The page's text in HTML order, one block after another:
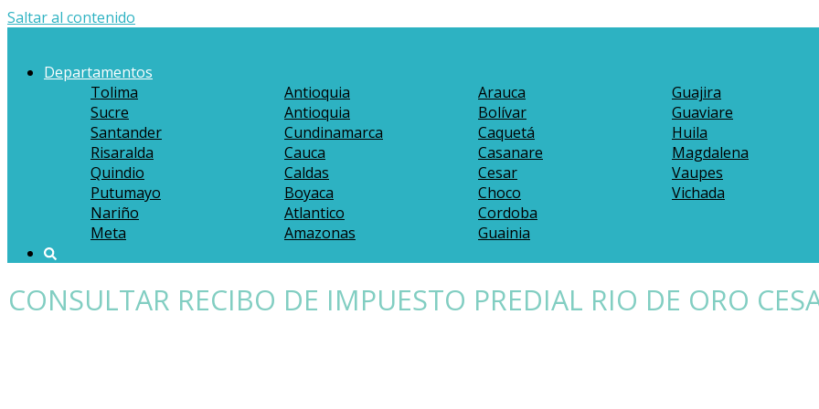
Saltar al contenido
Departamentos
Tolima
Sucre
Santander
Risaralda
Quindio
Putumayo
Nariño
Meta
Antioquia
Antioquia
Cundinamarca
Cauca
Caldas
Boyaca
Atlantico
Amazonas
Arauca
Bolívar
Caquetá
Casanare
Cesar
Choco
Cordoba
Guainia
Guajira
Guaviare
Huila
Magdalena
Vaupes
Vichada
CONSULTAR RECIBO DE IMPUESTO PREDIAL RIO DE ORO